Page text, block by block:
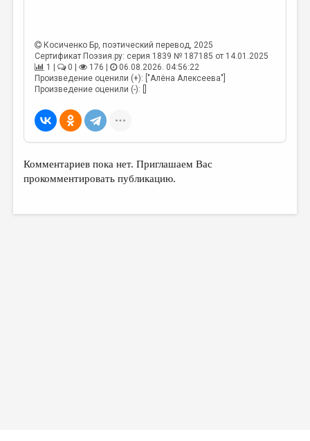
Косиченко Бр , поэтический перевод, 2025
Сертификат Поэзия.ру: серия 1839 № 187185 от 14.01.2025
1 |
0 | 176 |
06.08.2026. 04:56:22
Произведение оценили (+): ["Алёна Алексеева"]
Произведение оценили (-): []
Комментариев пока нет. Приглашаем Вас
прокомментировать публикацию.